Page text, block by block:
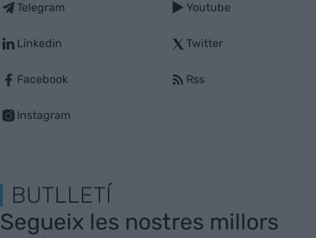
Telegram
Linkedin
Facebook
Instagram
Youtube
Twitter
Rss
BUTLLETÍ
Segueix les nostres millors